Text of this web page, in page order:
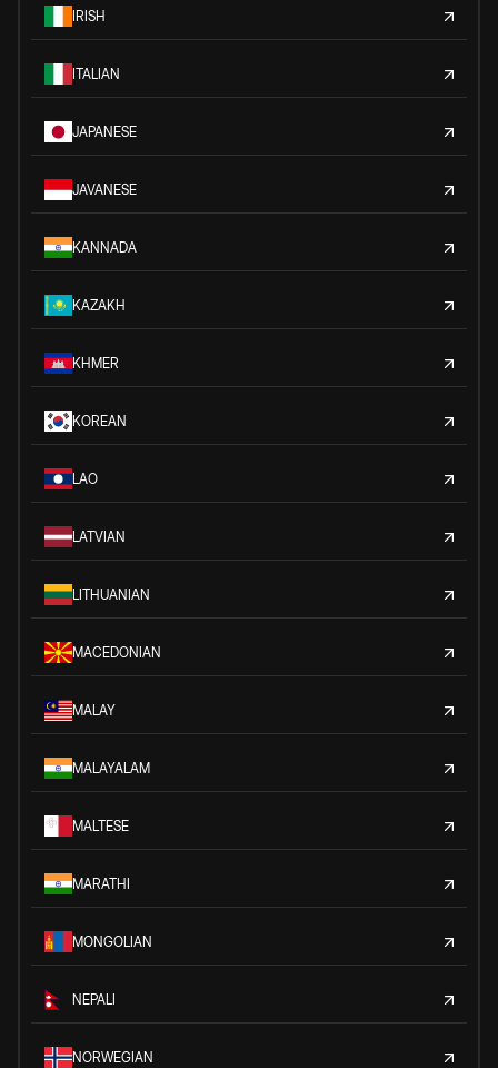
IRISH
ITALIAN
JAPANESE
JAVANESE
KANNADA
KAZAKH
KHMER
KOREAN
LAO
LATVIAN
LITHUANIAN
MACEDONIAN
MALAY
MALAYALAM
MALTESE
MARATHI
MONGOLIAN
NEPALI
NORWEGIAN